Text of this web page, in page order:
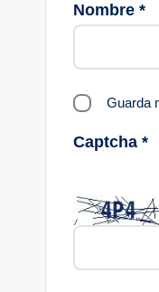
Nombre *
Guarda
Captcha *